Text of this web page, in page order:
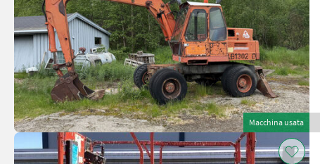
Macchina usata